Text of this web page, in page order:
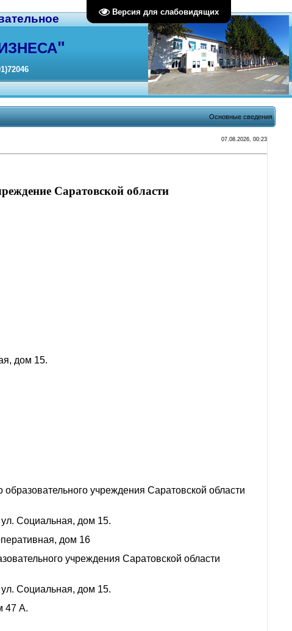
Версия для слабовидящих
"
Основные сведения
07.08.2026, 00:23
Саратовской области
дом 15.
учреждения Саратовской области
Социальная, дом 15.
дом 16
учреждения Саратовской области
Социальная, дом 15.
47 А.